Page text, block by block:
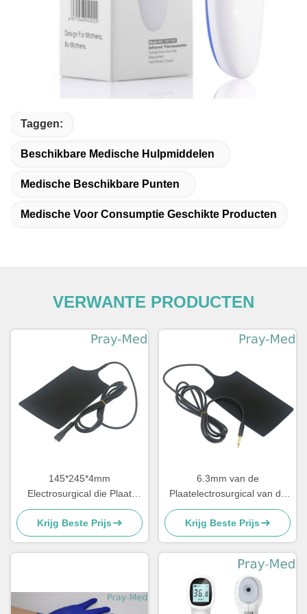
Taggen:
Beschikbare Medische Hulpmiddelen
Medische Beschikbare Punten
Medische Voor Consumptie Geschikte Producten
VERWANTE PRODUCTEN
145*245*4mm
Electrosurgical die Plaat
Opnieuw te gebruiken
Toebehoren aan de grond
zet
Krijg Beste Prijs
6.3mm van de
Plaatelectrosurgical van de
Stopelektrode het
Materiaaltoebehoren
Krijg Beste Prijs